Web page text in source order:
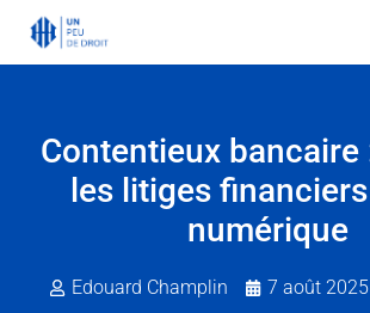
Contentieux bancaire
les litiges financiers
numérique
Edouard Champlin 7 août 2025